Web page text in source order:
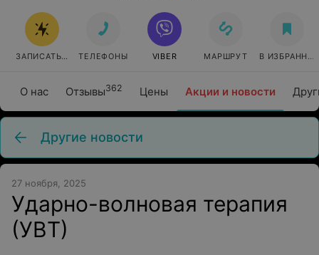
О нас Отзывы362 Цены Акции и новости
ЗАПИСАТЬСЯ ОНЛАЙН
ТЕЛЕФОНЫ VIBER МАРШРУТ В ИЗБРАННОЕ
Другие новости
27 ноября, 2025
Ударно-волновая терапия
(УВТ)